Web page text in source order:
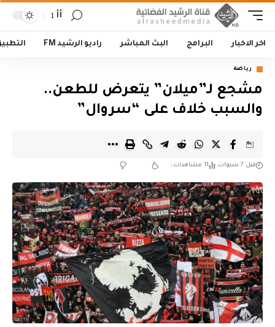
أأ
اخر الاخبار البرامج البث المباشر راديو الرشيد FM
رياضة
مشجع لـ”ميلان” يتعرض للطعن..
والسبب خلاف على “سروال”
قبل 7 سنوات 11 مشاهدات